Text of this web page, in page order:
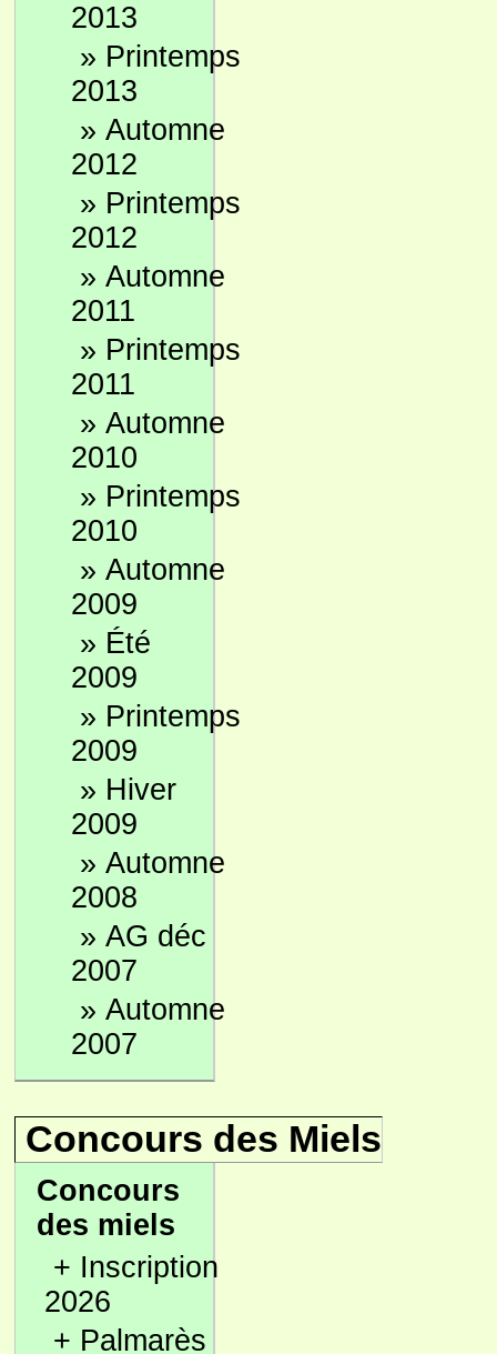
2013
» Printemps
2013
» Automne
2012
» Printemps
2012
» Automne
2011
» Printemps
2011
» Automne
2010
» Printemps
2010
» Automne
2009
» Été
2009
» Printemps
2009
» Hiver
2009
» Automne
2008
» AG déc
2007
» Automne
2007
Concours des Miels
Concours
des miels
+ Inscription
2026
+ Palmarès